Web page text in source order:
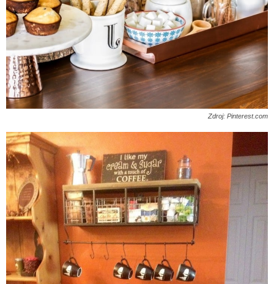
Zdroj: Pinterest.com